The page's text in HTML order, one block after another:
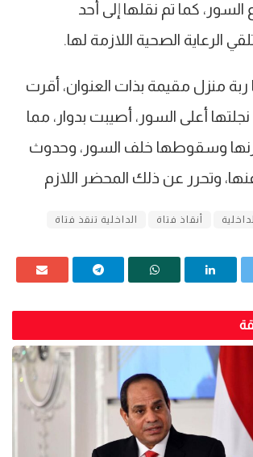
كما تم نقلها إلى أحد
الرعاية الصحية اللازمة لها.
ربة منزل مقيمة بذات العنوان، أقرت
أعلى السور، أصيبت بدوار، مما
وسقوطها خلف السور، وحدوث
وتحرر عن ذلك المحضر اللازم
أنقاذ فتاة الداخلية تنقذ فتاة